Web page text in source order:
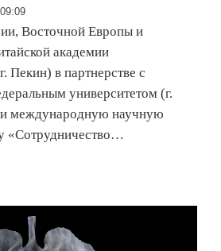
Восточной Европы и
академии
Пекин) в партнерстве с
университетом (г.
международную научную
«Сотрудничество…